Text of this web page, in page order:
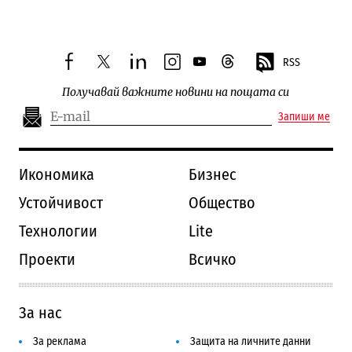
facebooktwitterlinkedininstagram
youtubethreads RSS
Получавай важните новини на пощата си
Запиши ме
Икономика
Бизнес
Устойчивост
Общество
Технологии
Lite
Проекти
Всичко
За нас
За реклама Защита на личните данни